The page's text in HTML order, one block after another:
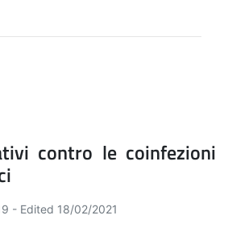
contro le coinfezioni
- Edited 18/02/2021